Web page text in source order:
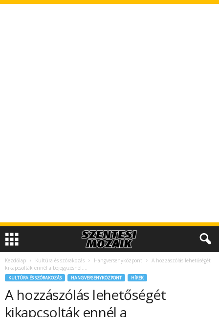
Kezdőlap Kultúra és szórakozás Hangversenyközpont
A hozzászólás lehetőségét
kikapcsolták ennél a bejegyzésnél….
KULTÚRA ÉS SZÓRAKOZÁS HANGVERSENYKÖZPONT HÍREK
A hozzászólás lehetőségét
kikapcsolták ennél a